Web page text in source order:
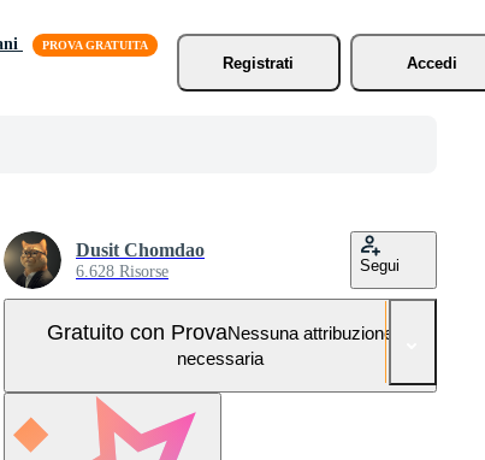
Registrati
Accedi
Dusit Chomdao
6.628 Risorse Segui
Gratuito con ProvaNessuna attribuzione
necessaria